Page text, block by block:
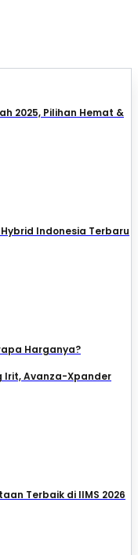
2025, Pilihan Hemat &
Indonesia Terbaru
Harganya?
Irit, Avanza-Xpander
Terbaik di IIMS 2026